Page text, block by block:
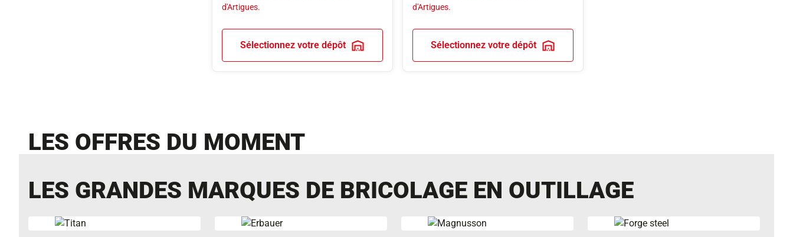
d'Artigues.
Sélectionnez votre dépôt
d'Artigues.
Sélectionnez votre dépôt
LES OFFRES DU MOMENT
LES GRANDES MARQUES DE BRICOLAGE EN OUTILLAGE